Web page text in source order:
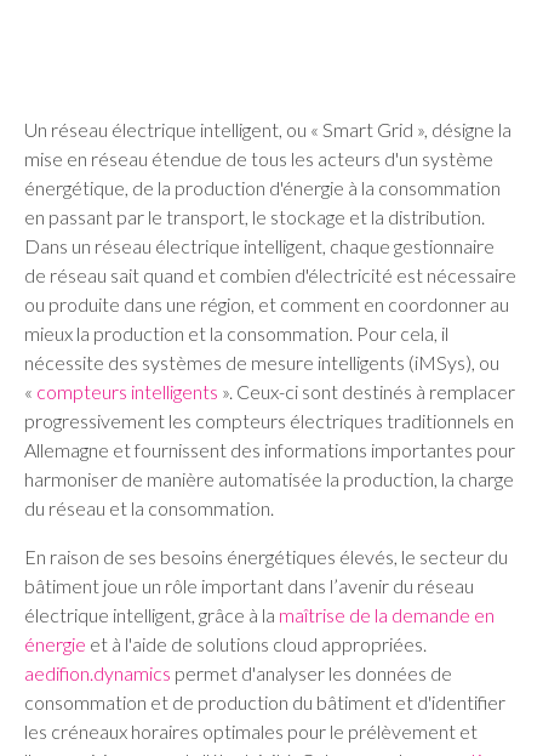
Un réseau électrique intelligent, ou « Smart Grid », désigne la
mise en réseau étendue de tous les acteurs d'un système
énergétique, de la production d'énergie à la consommation
en passant par le transport, le stockage et la distribution.
Dans un réseau électrique intelligent, chaque gestionnaire
de réseau sait quand et combien d'électricité est nécessaire
ou produite dans une région, et comment en coordonner au
mieux la production et la consommation. Pour cela, il
nécessite des systèmes de mesure intelligents (iMSys), ou
« compteurs intelligents ». Ceux-ci sont destinés à remplacer
progressivement les compteurs électriques traditionnels en
Allemagne et fournissent des informations importantes pour
harmoniser de manière automatisée la production, la charge
du réseau et la consommation.
En raison de ses besoins énergétiques élevés, le secteur du
bâtiment joue un rôle important dans l’avenir du réseau
électrique intelligent, grâce à la maîtrise de la demande en
énergie et à l'aide de solutions cloud appropriées.
aedifion.dynamics permet d'analyser les données de
consommation et de production du bâtiment et d'identifier
les créneaux horaires optimales pour le prélèvement et